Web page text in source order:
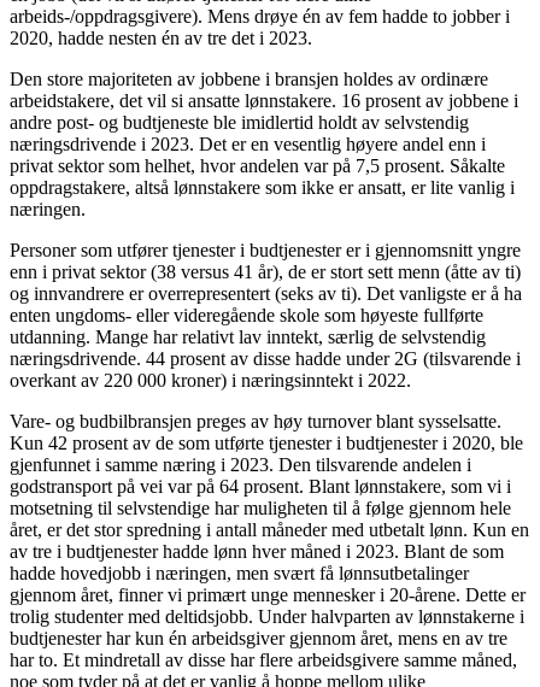
arbeids-/oppdragsgivere). Mens drøye én av fem hadde to jobber i
2020, hadde nesten én av tre det i 2023.
Den store majoriteten av jobbene i bransjen holdes av ordinære
arbeidstakere, det vil si ansatte lønnstakere. 16 prosent av jobbene i
andre post- og budtjeneste ble imidlertid holdt av selvstendig
næringsdrivende i 2023. Det er en vesentlig høyere andel enn i
privat sektor som helhet, hvor andelen var på 7,5 prosent. Såkalte
oppdragstakere, altså lønnstakere som ikke er ansatt, er lite vanlig i
næringen.
Personer som utfører tjenester i budtjenester er i gjennomsnitt yngre
enn i privat sektor (38 versus 41 år), de er stort sett menn (åtte av ti)
og innvandrere er overrepresentert (seks av ti). Det vanligste er å ha
enten ungdoms- eller videregående skole som høyeste fullførte
utdanning. Mange har relativt lav inntekt, særlig de selvstendig
næringsdrivende. 44 prosent av disse hadde under 2G (tilsvarende i
overkant av 220 000 kroner) i næringsinntekt i 2022.
Vare- og budbilbransjen preges av høy turnover blant sysselsatte.
Kun 42 prosent av de som utførte tjenester i budtjenester i 2020, ble
gjenfunnet i samme næring i 2023. Den tilsvarende andelen i
godstransport på vei var på 64 prosent. Blant lønnstakere, som vi i
motsetning til selvstendige har muligheten til å følge gjennom hele
året, er det stor spredning i antall måneder med utbetalt lønn. Kun en
av tre i budtjenester hadde lønn hver måned i 2023. Blant de som
hadde hovedjobb i næringen, men svært få lønnsutbetalinger
gjennom året, finner vi primært unge mennesker i 20-årene. Dette er
trolig studenter med deltidsjobb. Under halvparten av lønnstakerne i
budtjenester har kun én arbeidsgiver gjennom året, mens en av tre
har to. Et mindretall av disse har flere arbeidsgivere samme måned,
noe som tyder på at det er vanlig å hoppe mellom ulike